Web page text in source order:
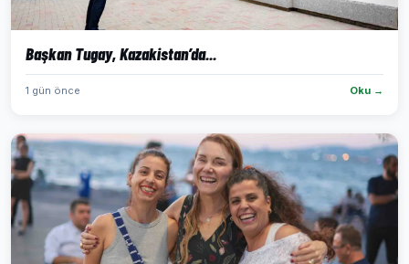
Başkan Tugay, Kazakistan’da...
1 gün önce Oku →